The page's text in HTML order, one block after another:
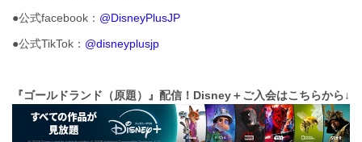
●公式facebook： @DisneyPlusJP
●公式TikTok： @disneyplusjp
『ゴールドランド（原題）』配信！Disney＋ご入会はこちらから↓